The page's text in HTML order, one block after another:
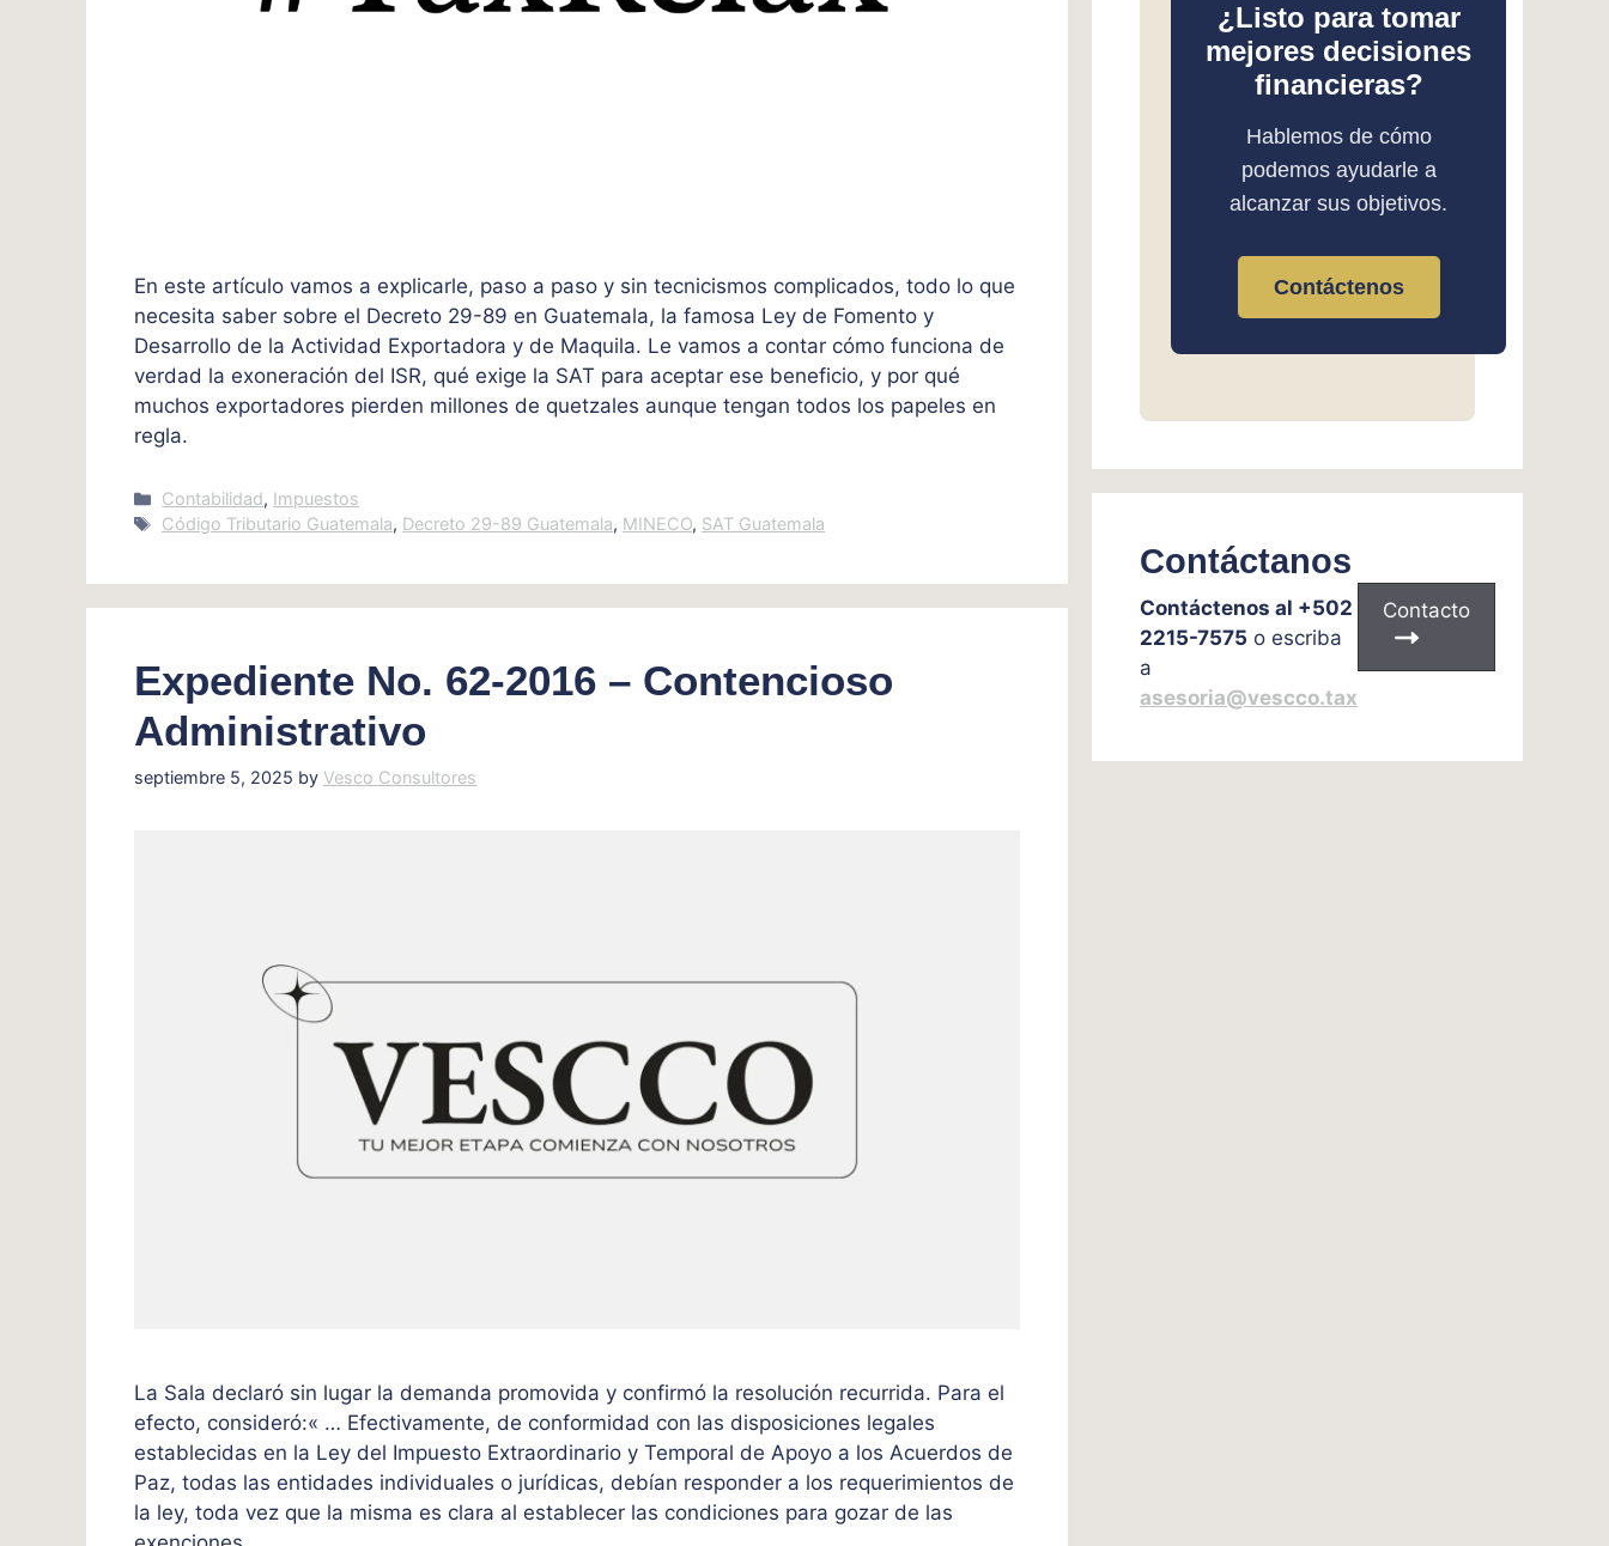
En este artículo vamos a explicarle, paso a paso y sin tecnicismos complicados, todo lo que
necesita saber sobre el Decreto 29-89 en Guatemala, la famosa Ley de Fomento y
Desarrollo de la Actividad Exportadora y de Maquila. Le vamos a contar cómo funciona de
verdad la exoneración del ISR, qué exige la SAT para aceptar ese beneficio, y por qué
muchos exportadores pierden millones de quetzales aunque tengan todos los papeles en
regla.
Categories
Contabilidad, Impuestos
Tags
Código Tributario Guatemala, Decreto 29-89 Guatemala, MINECO, SAT Guatemala
Expediente No. 62-2016 – Contencioso
Administrativo
septiembre 5, 2025 by Vesco Consultores
La Sala declaró sin lugar la demanda promovida y confirmó la resolución recurrida. Para el
efecto, consideró:« … Efectivamente, de conformidad con las disposiciones legales
establecidas en la Ley del Impuesto Extraordinario y Temporal de Apoyo a los Acuerdos de
Paz, todas las entidades individuales o jurídicas, debían responder a los requerimientos de
la ley, toda vez que la misma es clara al establecer las condiciones para gozar de las
¿Listo para tomar
mejores decisiones
financieras?
Hablemos de cómo
podemos ayudarle a
alcanzar sus objetivos.
Contáctenos
Contáctanos
Contáctenos al +502
2215-7575 o escriba
a
asesoria@vescco.tax
Contacto